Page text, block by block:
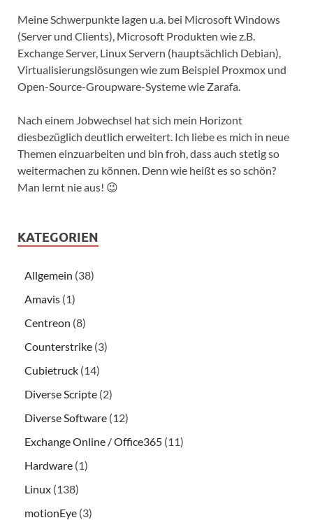
Meine Schwerpunkte lagen u.a. bei Microsoft Windows
(Server und Clients), Microsoft Produkten wie z.B.
Exchange Server, Linux Servern (hauptsächlich Debian),
Virtualisierungslösungen wie zum Beispiel Proxmox und
Open-Source-Groupware-Systeme wie Zarafa.
Nach einem Jobwechsel hat sich mein Horizont
diesbezüglich deutlich erweitert. Ich liebe es mich in neue
Themen einzuarbeiten und bin froh, dass auch stetig so
weitermachen zu können. Denn wie heißt es so schön?
Man lernt nie aus! 😉
KATEGORIEN
Allgemein (38)
Amavis (1)
Centreon (8)
Counterstrike (3)
Cubietruck (14)
Diverse Scripte (2)
Diverse Software (12)
Exchange Online / Office365 (11)
Hardware (1)
Linux (138)
motionEye (3)